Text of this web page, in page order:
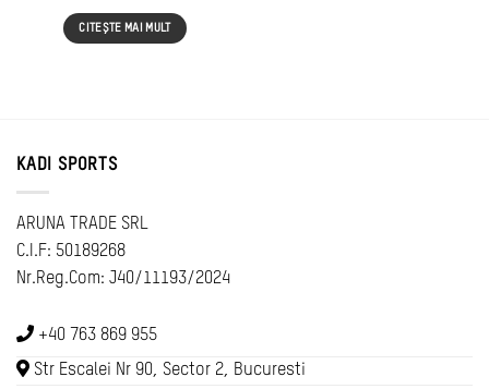
CITEȘTE MAI MULT
KADI SPORTS
ARUNA TRADE SRL
C.I.F: 50189268
Nr.Reg.Com: J40/11193/2024
+40 763 869 955
Str Escalei Nr 90, Sector 2, Bucuresti